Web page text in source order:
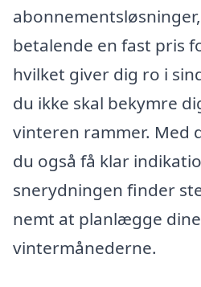
betalende en fast pris
hvilket giver dig ro i
du ikke skal bekymre
vinteren rammer. Med
du også få klar
snerydningen finder
nemt at planlægge
vintermånederne.